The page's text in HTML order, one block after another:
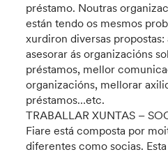
préstamo. Noutras
están tendo os mesmos
xurdiron diversas
asesorar ás organizacións
préstamos, mellor
organizacións, mellorar
préstamos…etc.
TRABALLAR XUNTAS –
Fiare está composta por
diferentes como socias.